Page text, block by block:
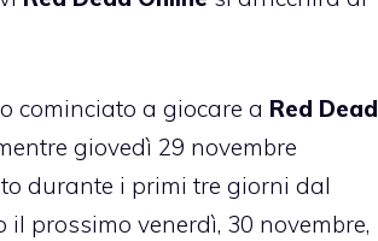
cominciato a giocare a Red Dead
giovedì 29 novembre
durante i primi tre giorni dal
prossimo venerdì, 30 novembre,